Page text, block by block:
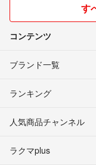
す
コンテンツ
ブランド一覧
ランキング
人気商品チャンネル
ラクマplus